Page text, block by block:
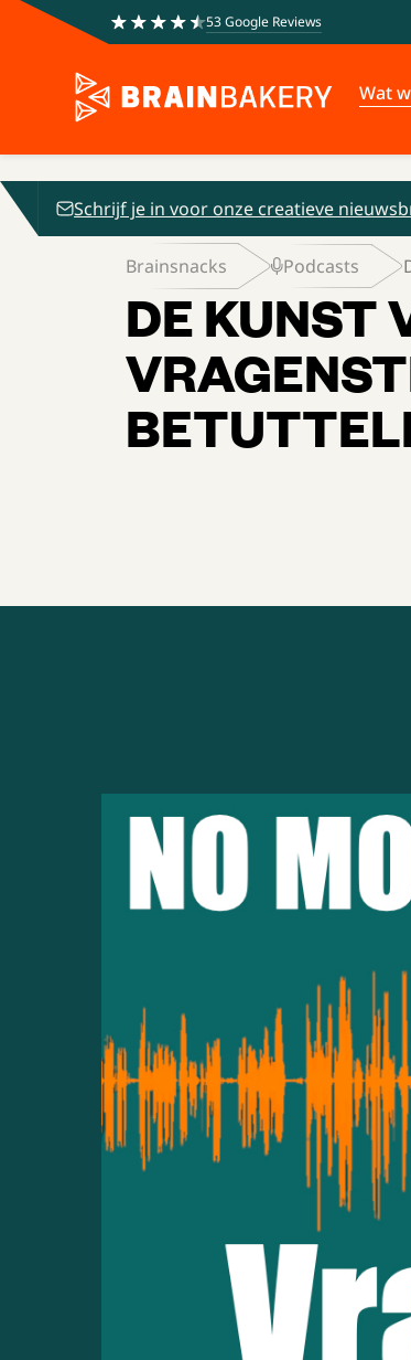
53 Google Reviews
Wat
Schrijf je in voor onze creatieve
Brainsnacks Podcasts
DE KUNST